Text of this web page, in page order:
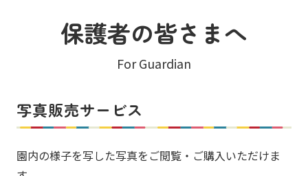
保護者の皆さまへ
For Guardian
写真販売サービス
園内の様子を写した写真をご閲覧・ご購入いただけま